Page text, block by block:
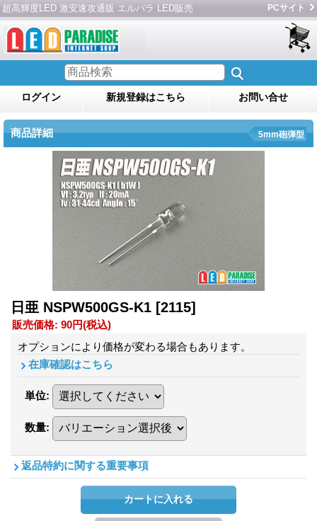
超高輝度LED 激安速攻通販 エルパラ LED販売 PCサイト
ログイン 新規登録はこちら お問い合せ
商品詳細 5mm砲弾型
日亜 NSPW500GS-K1 [2115]
販売価格: 90円(税込)
オプションにより価格が変わる場合もあります。
在庫確認はこちら
単位:
数量:
返品特約に関する重要事項